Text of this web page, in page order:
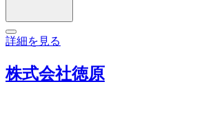
詳細を見る
株式会社徳原